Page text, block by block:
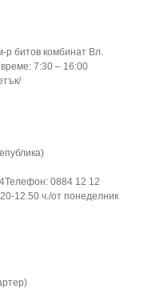
р битов комбинат Вл.
7:30 – 16:00
0884 12 12
12.50 ч./от понеделник